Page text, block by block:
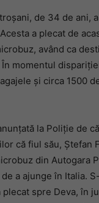
de 34 de ani,
a plecat de
având ca
momentul
şi circa 1500
la Poliţie de
că fiul său, Ştefan
din Autogara
a ajunge în Italia.
spre Deva, în